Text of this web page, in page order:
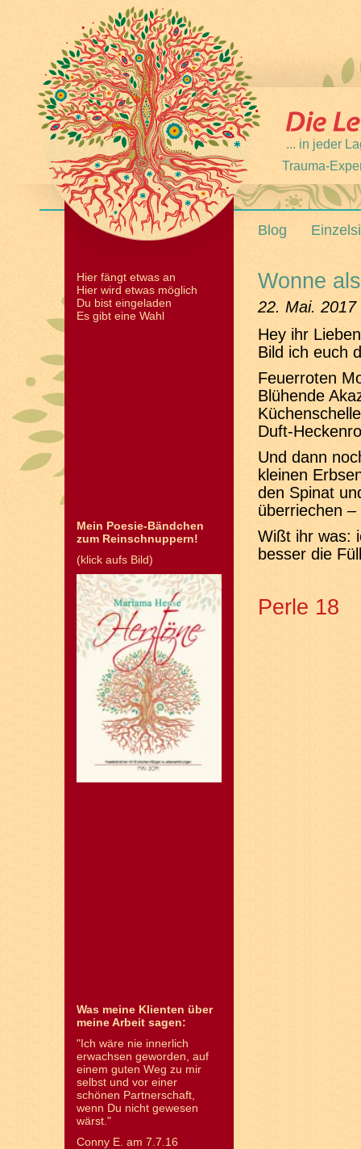
... in jeder
Trauma-
Blog
Hier fängt etwas an
Hier wird etwas möglich
Du bist eingeladen
Es gibt eine Wahl
Mein Poesie-Bändchen
zum Reinschnuppern!
(klick aufs Bild)
Was meine Klienten über
meine Arbeit sagen:
"Ich wäre nie innerlich
erwachsen geworden, auf
einem guten Weg zu mir
selbst und vor einer
schönen Partnerschaft,
wenn Du nicht gewesen
wärst."
Conny E. am 7.7.16
Wonne
22. Mai. 2017
Hey ihr
Bild ich euch
Feuerroten
Blühende
Duft-
Und dann
kleinen
den Spinat
überriechen
Wißt ihr was:
besser die
Perle 18